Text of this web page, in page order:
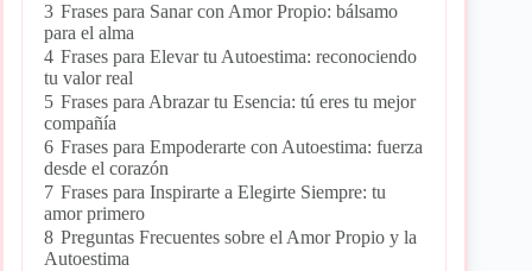
3 Frases para Sanar con Amor Propio: bálsamo
para el alma
4 Frases para Elevar tu Autoestima: reconociendo
tu valor real
5 Frases para Abrazar tu Esencia: tú eres tu mejor
compañía
6 Frases para Empoderarte con Autoestima: fuerza
desde el corazón
7 Frases para Inspirarte a Elegirte Siempre: tu
amor primero
8 Preguntas Frecuentes sobre el Amor Propio y la
Autoestima